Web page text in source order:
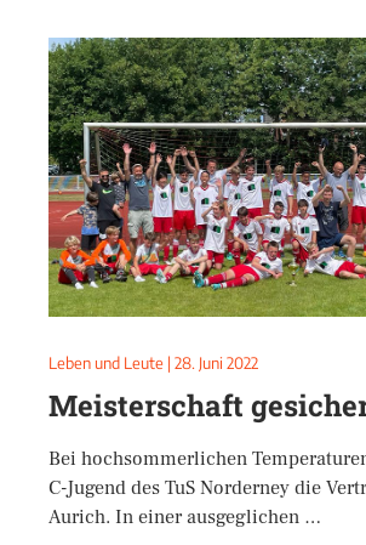
Leben und Leute | 28. Juni 2022
Meisterschaft
Bei hochsommerlichen
C-Jugend des TuS Norderney die
Aurich. In einer ausgeglichen …